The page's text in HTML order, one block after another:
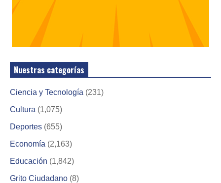
Nuestras categorías
Ciencia y Tecnología (231)
Cultura (1,075)
Deportes (655)
Economía (2,163)
Educación (1,842)
Grito Ciudadano (8)